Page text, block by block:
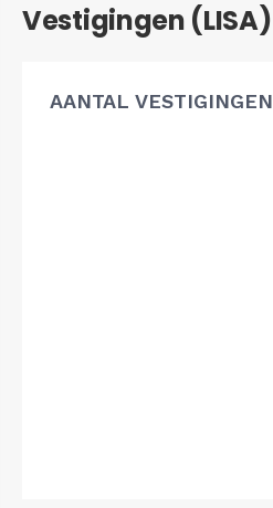
Vestigingen (LISA)
AANTAL VESTIGINGEN